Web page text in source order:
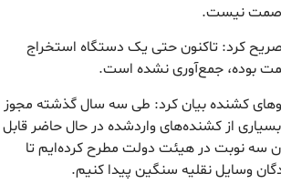
صمت نیست.
کرد: تاکنون حتی یک دستگاه استخراج
صمت بوده، جمع‌آوری نشده است.
کشنده بیان کرد: طی سه سال گذشته مجوز
از کشنده‌های واردشده در حال حاضر قابل
سه نوبت در هیئت دولت مطرح کرده‌ایم تا
وسایل نقلیه سنگین پیدا کنیم.